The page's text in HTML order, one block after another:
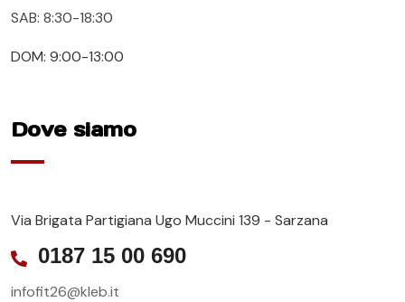
SAB: 8:30-18:30
DOM: 9:00-13:00
Dove siamo
Via Brigata Partigiana Ugo Muccini 139 - Sarzana
0187 15 00 690
infofit26@kleb.it